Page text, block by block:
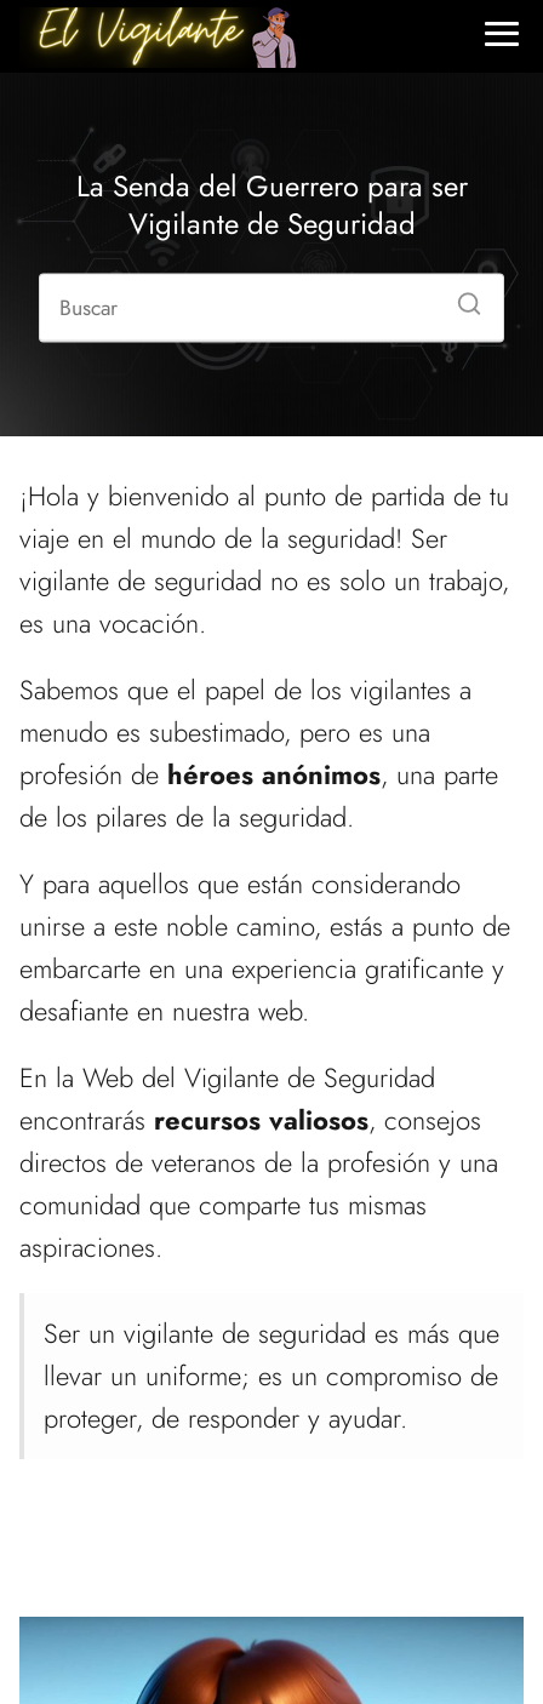
La Senda del Guerrero para ser
Vigilante de Seguridad
¡Hola y bienvenido al punto de partida de tu
viaje en el mundo de la seguridad! Ser
vigilante de seguridad no es solo un trabajo,
es una vocación.
Sabemos que el papel de los vigilantes a
menudo es subestimado, pero es una
profesión de héroes anónimos, una parte
de los pilares de la seguridad.
Y para aquellos que están considerando
unirse a este noble camino, estás a punto de
embarcarte en una experiencia gratificante y
desafiante en nuestra web.
En la Web del Vigilante de Seguridad
encontrarás recursos valiosos, consejos
directos de veteranos de la profesión y una
comunidad que comparte tus mismas
aspiraciones.
Ser un vigilante de seguridad es más que
llevar un uniforme; es un compromiso de
proteger, de responder y ayudar.